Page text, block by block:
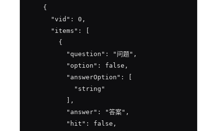
    {
      "vid": 0,
      "items": [
        {
          "question": "问题",
          "option": false,
          "answerOption": [
            "string"
          ],
          "answer": "答案",
          "hit": false,